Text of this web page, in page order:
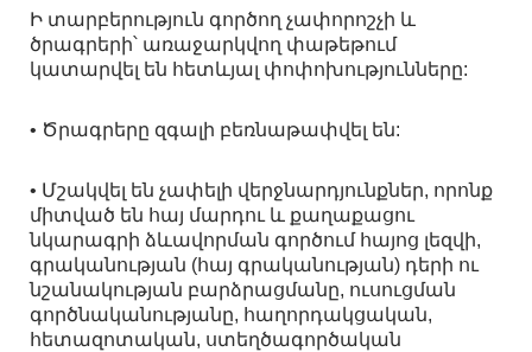
Ի տարբերություն գործող չափորոշչի և
ծրագրերի՝ առաջարկվող փաթեթում
կատարվել են հետևյալ փոփոխությունները:
• Ծրագրերը զգալի բեռնաթափվել են:
• Մշակվել են չափելի վերջնարդյունքներ, որոնք
միտված են հայ մարդու և քաղաքացու
նկարագրի ձևավորման գործում հայոց լեզվի,
գրականության (հայ գրականության) դերի ու
նշանակության բարձրացմանը, ուսուցման
գործնականությանը, հաղորդակցական,
հետազոտական, ստեղծագործական